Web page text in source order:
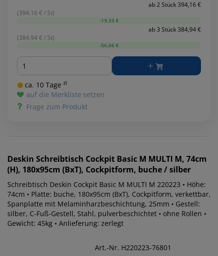
ab 2 Stück 394,16 €
(394.16 € / St)
-19,33 €
ab 3 Stück 384,94 €
(384.94 € / St)
-56,66 €
Menge
ca. 10 Tage ²⁾
auf die Merkliste setzen
Frage zum Produkt
Deskin Schreibtisch Cockpit Basic M MULTI M, 74cm
(H), 180x95cm (BxT), Cockpitform, buche / silber
Schreibtisch Deskin Cockpit Basic M MULTI M 220223 • Höhe:
74cm • Platte: buche, 180x95cm (BxT), Cockpitform, verkettbar,
Spanplatte mit Melaminharzbeschichtung, 25mm • Gestell:
silber, C-Fuß-Gestell, Stahl, pulverbeschichtet • ohne Rollen •
Gewicht: 45kg • Anlieferung: zerlegt
Art.-Nr. H220223-76801